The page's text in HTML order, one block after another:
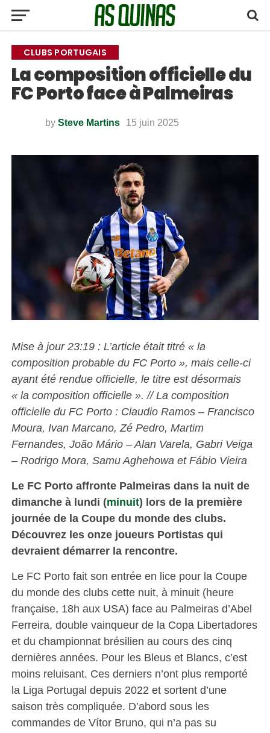
CLUBS PORTUGAIS
La composition officielle du
FC Porto face à Palmeiras
by Steve Martins 15 juin 2025
Mise à jour 23:19 : L’article était titré « la
composition probable du FC Porto », mais celle-ci
ayant été rendue officielle, le titre est désormais
« la composition officielle ». // La composition
officielle du FC Porto : Claudio Ramos – Francisco
Moura, Ivan Marcano, Zé Pedro, Martim
Fernandes, João Mário – Alan Varela, Gabri Veiga
– Rodrigo Mora, Samu Aghehowa et Fábio Vieira
Le FC Porto affronte Palmeiras dans la nuit de
dimanche à lundi (minuit) lors de la première
journée de la Coupe du monde des clubs.
Découvrez les onze joueurs Portistas qui
devraient démarrer la rencontre.
Le FC Porto fait son entrée en lice pour la Coupe
du monde des clubs cette nuit, à minuit (heure
française, 18h aux USA) face au Palmeiras d’Abel
Ferreira, double vainqueur de la Copa Libertadores
et du championnat brésilien au cours des cinq
dernières années. Pour les Bleus et Blancs, c’est
moins reluisant. Ces derniers n’ont plus remporté
la Liga Portugal depuis 2022 et sortent d’une
saison très compliquée. D’abord sous les
commandes de Vítor Bruno, qui n’a pas su